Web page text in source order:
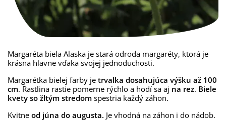
Margaréta biela Alaska je stará odroda margaréty, ktorá je
krásna hlavne vďaka svojej jednoduchosti.
Margarétka bielej farby je trvalka dosahujúca výšku až 100
cm. Rastlina rastie pomerne rýchlo a hodí sa aj na rez. Biele
kvety so žltým stredom spestria každý záhon.
Kvitne od júna do augusta. Je vhodná na záhon i do nádob.